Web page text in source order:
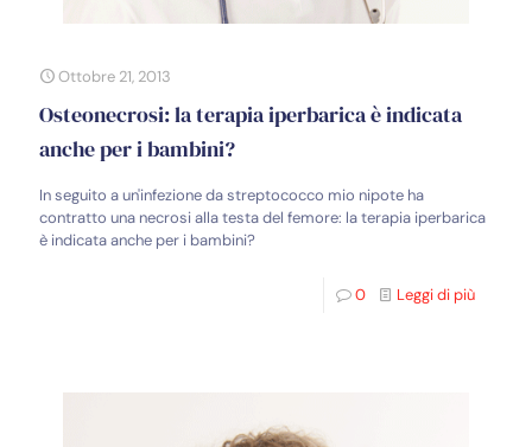
Ottobre 21, 2013
Osteonecrosi: la terapia iperbarica è indicata
anche per i bambini?
In seguito a un'infezione da streptococco mio nipote ha
contratto una necrosi alla testa del femore: la terapia iperbarica
è indicata anche per i bambini?
0 Leggi di più